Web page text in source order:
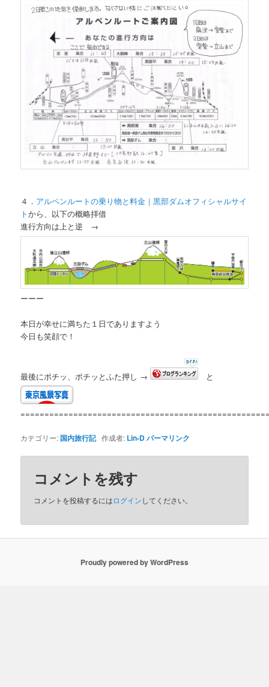
４． アルペンルートの乗り物と料金｜黒部ダムオフィシャルサイ
トから、以下の概略拝借
進行方向は上と逆 →
ーーー
本日が幸せに満ちた１日でありますよう
今日も笑顔で！
最後にポチッ、ポチッとふた押し → と
カテゴリー: 国内旅行記作成者: Lin-Dパーマリンク
コメントを残す
コメントを投稿するにはログインしてください。
Proudly powered by WordPress